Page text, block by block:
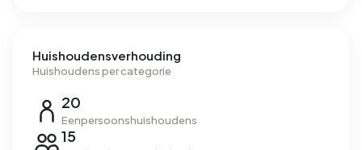
Huishoudensverhouding
Huishoudens per categorie
20
Eenpersoonshuishoudens
15